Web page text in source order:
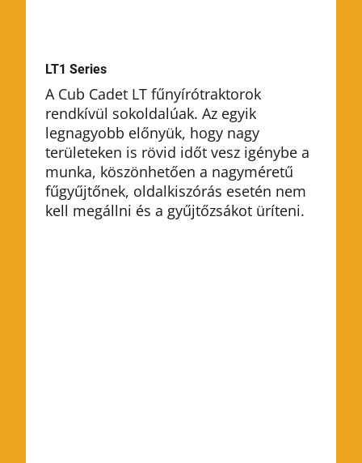
LT1 Series
A Cub Cadet LT fűnyírótraktorok
rendkívül sokoldalúak. Az egyik
legnagyobb előnyük, hogy nagy
területeken is rövid időt vesz igénybe a
munka, köszönhetően a nagyméretű
fűgyűjtőnek, oldalkiszórás esetén nem
kell megállni és a gyűjtőzsákot üríteni.